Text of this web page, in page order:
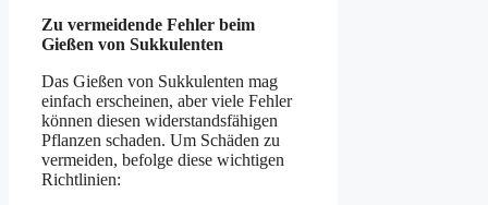
Zu vermeidende Fehler beim
Gießen von Sukkulenten
Das Gießen von Sukkulenten mag
einfach erscheinen, aber viele Fehler
können diesen widerstandsfähigen
Pflanzen schaden. Um Schäden zu
vermeiden, befolge diese wichtigen
Richtlinien: